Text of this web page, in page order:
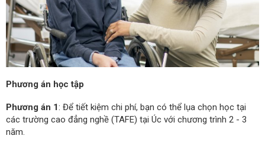
Phương án học tập
Phương án 1: Để tiết kiệm chi phí, bạn có thể lụa chọn học tại
các trường cao đẳng nghề (TAFE) tại Úc với chương trình 2 - 3
năm.